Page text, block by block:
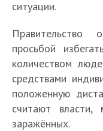
ситуации.
просьбой
количеством
средствами
положенную
считают
заражённых.